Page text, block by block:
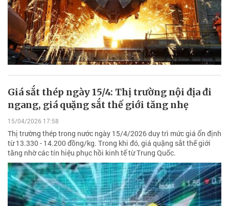
Giá sắt thép ngày 15/4: Thị trường nội địa đi
ngang, giá quặng sắt thế giới tăng nhẹ
15/04/2026 17:58
Thị trường thép trong nước ngày 15/4/2026 duy trì mức giá ổn định
từ 13.330 - 14.200 đồng/kg. Trong khi đó, giá quặng sắt thế giới
tăng nhờ các tín hiệu phục hồi kinh tế từ Trung Quốc.